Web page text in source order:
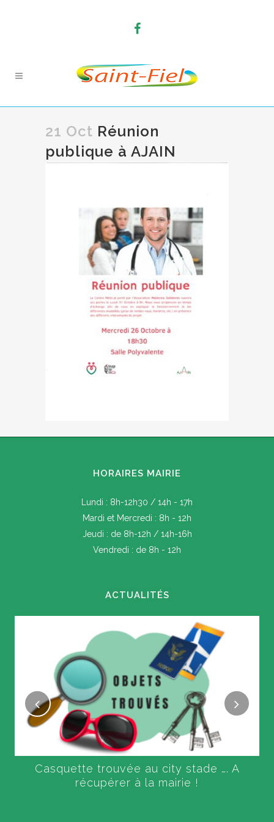
21 Oct Réunion
publique à AJAIN
HORAIRES MAIRIE
Lundi : 8h-12h30 / 14h - 17h
Mardi et Mercredi : 8h - 12h
Jeudi : de 8h-12h / 14h-16h
Vendredi : de 8h - 12h
ACTUALITÉS
Casquette trouvée au city stade …. A
récupérer à la mairie !